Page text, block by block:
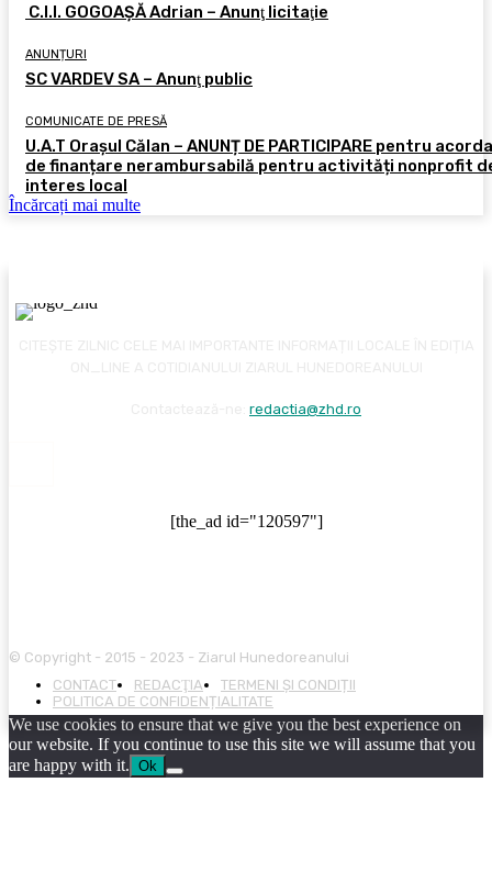
C.I.I. GOGOAŞĂ Adrian – Anunţ licitaţie
ANUNȚURI
SC VARDEV SA – Anunţ public
COMUNICATE DE PRESĂ
U.A.T Orașul Călan – ANUNȚ DE PARTICIPARE pentru
de finanțare nerambursabilă pentru activități nonprofit
interes local
Încărcați mai multe
redactia@zhd.ro
[the_ad id="120597"]
© Copyright - 2015 - 2023 - Ziarul Hunedoreanului
CONTACT
REDACŢIA
TERMENI ȘI CONDIȚII
POLITICA DE CONFIDENȚIALITATE
We use cookies to ensure that we give you the best experience on
our website. If you continue to use this site we will assume that you
are happy with it. Ok